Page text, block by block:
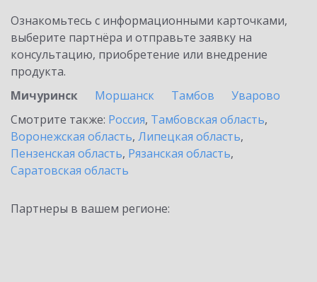
Ознакомьтесь с информационными карточками,
выберите партнёра и отправьте заявку на
консультацию, приобретение или внедрение
продукта.
Мичуринск
Моршанск Тамбов
Уварово
Смотрите также: Россия, Тамбовская область,
Воронежская область, Липецкая область,
Пензенская область, Рязанская область,
Саратовская область
Партнеры в вашем регионе: